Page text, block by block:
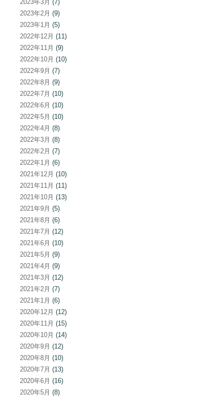
2023年3月 (7)
2023年2月 (9)
2023年1月 (5)
2022年12月 (11)
2022年11月 (9)
2022年10月 (10)
2022年9月 (7)
2022年8月 (9)
2022年7月 (10)
2022年6月 (10)
2022年5月 (10)
2022年4月 (8)
2022年3月 (8)
2022年2月 (7)
2022年1月 (6)
2021年12月 (10)
2021年11月 (11)
2021年10月 (13)
2021年9月 (5)
2021年8月 (6)
2021年7月 (12)
2021年6月 (10)
2021年5月 (9)
2021年4月 (9)
2021年3月 (12)
2021年2月 (7)
2021年1月 (6)
2020年12月 (12)
2020年11月 (15)
2020年10月 (14)
2020年9月 (12)
2020年8月 (10)
2020年7月 (13)
2020年6月 (16)
2020年5月 (8)